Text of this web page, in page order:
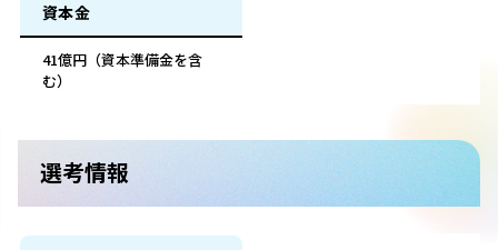
資本金
41億円（資本準備金を含
む）
選考情報